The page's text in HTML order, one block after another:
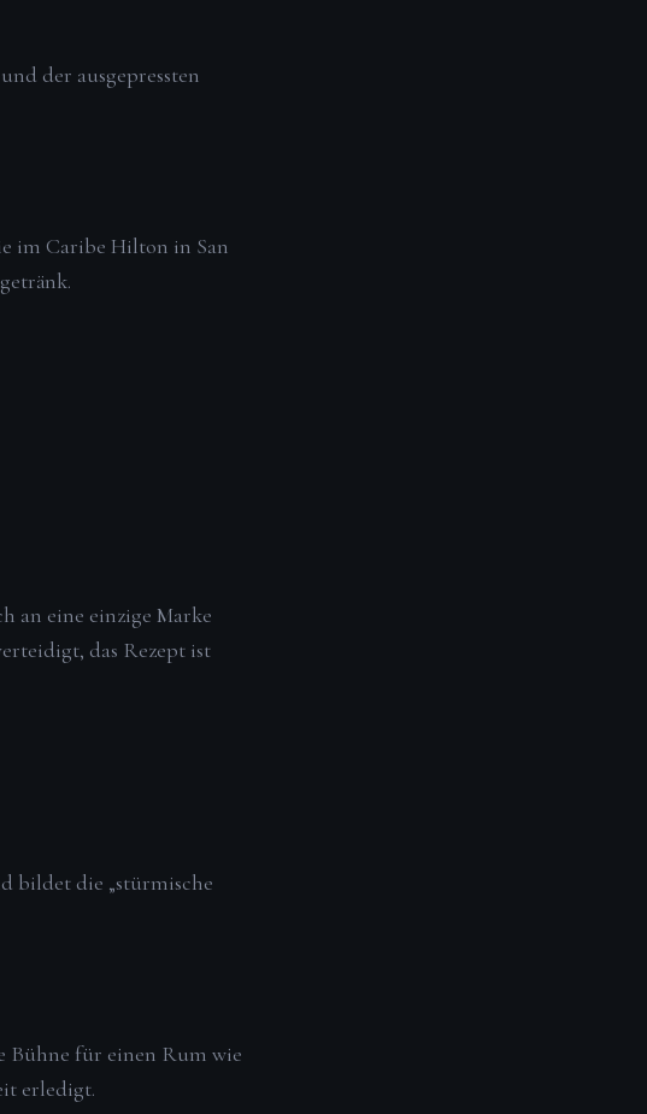
der ausgepressten
im Caribe Hilton in San
an eine einzige Marke
das Rezept ist
bildet die „stürmische
Bühne für einen Rum wie
erledigt.